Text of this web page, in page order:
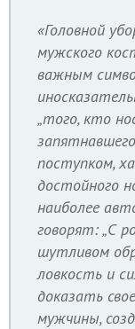
«Головной
мужского
важным
„того, кто
поступком,
достойного
наиболее
говорят: „С
шутливом
ловкость и
доказать
мужчины,